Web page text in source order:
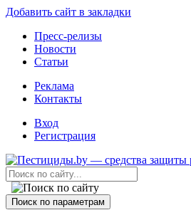
Добавить сайт в закладки
Пресс-релизы
Новости
Статьи
Реклама
Контакты
Вход
Регистрация
Поиск по параметрам